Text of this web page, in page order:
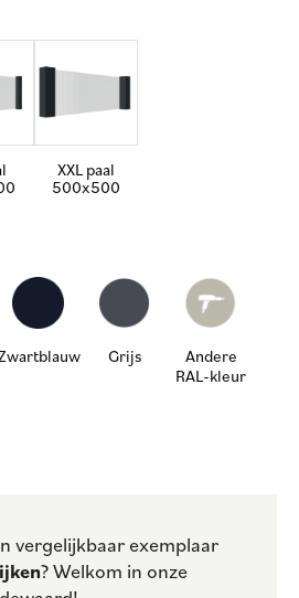
XXL paal
500x500
Grijs
Andere
RAL-kleur
vergelijkbaar exemplaar
? Welkom in onze